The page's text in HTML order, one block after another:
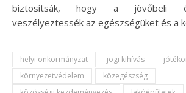
biztosítsák, hogy a jövőbeli
veszélyeztessék az egészségüket és a
helyi önkormányzat jogi kihívás
környezetvédelem
közegészség